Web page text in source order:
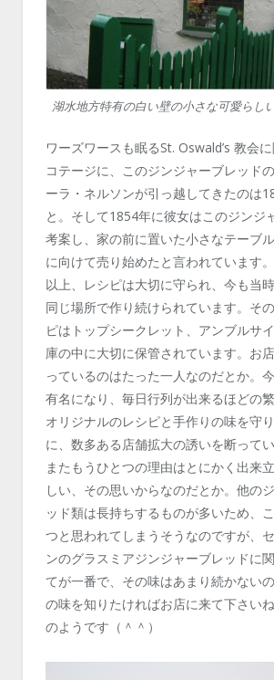
湖水地方特有の白い壁の小さな可愛らし
ワーズワースも眠るSt. Oswald’s 教会
コテージに、このジンジャーブレッド
ーラ・ネルソンが引っ越してきたのは
と。そして1854年に彼女はこのジンジ
考案し、家の前に置いた小さなテーブ
に向けて売り始めたと言われています
以上、レシピは大切に守られ、今も当
同じ場所で作り続けられています。そ
ピはトップシークレット、アンブルサ
庫の中に大切に保管されています。お
っているのはたった一人なのだとか。
有名になり、毎日行列が出来るほどの繁
オリジナルのレシピと手作りの味を守
に、数多ある店舗拡大の誘いを断ってい
またもうひとつの理由はとにかく出来
しい、その思いからなのだとか。他の
ッド類は長持ちするものが多いため、
つと思われてしまうそうなのですが、
ンのグラスミアジンジャーブレッドに
てが一番で、その味はあまり続かない
の味を知りたければお店に来て下さい
のようです（＾＾）